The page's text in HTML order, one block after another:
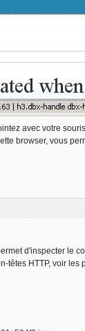
avec votre
browser, vous
d'inspecter le
têtes HTTP, voir